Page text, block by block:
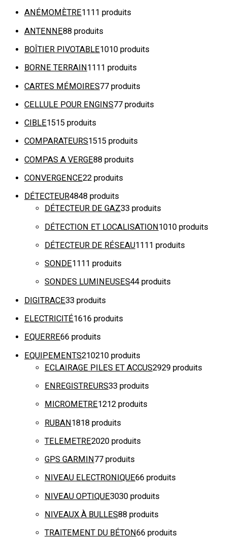
ANÉMOMÈTRE11 11 produits
ANTENNE88 produits
BOÎTIER PIVOTABLE1010 produits
BORNE TERRAIN 11 11 produits
CARTES MÉMOIRES77 produits
CELLULE POUR ENGINS77 produits
CIBLE1515 produits
COMPARATEURS1515 produits
COMPAS A VERGE88 produits
CONVERGENCE22 produits
DÉTECTEUR4848 produits
DÉTECTEUR DE GAZ33 produits
DÉTECTION ET LOCALISATION1010 produits
DÉTECTEUR DE RÉSEAU1111 produits
SONDE11 11 produits
SONDES LUMINEUSES44 produits
DIGITRACE33 produits
ELECTRICITÉ1616 produits
EQUERRE66 produits
EQUIPEMENTS210210 produits
ECLAIRAGE PILES ET ACCUS2929 produits
ENREGISTREURS33 produits
MICROMETRE1212 produits
RUBAN1818 produits
TELEMETRE2020 produits
GPS GARMIN 77 produits
NIVEAU ELECTRONIQUE66 produits
NIVEAU OPTIQUE3030 produits
NIVEAUX À BULLES88 produits
TRAITEMENT DU BÉTON66 produits